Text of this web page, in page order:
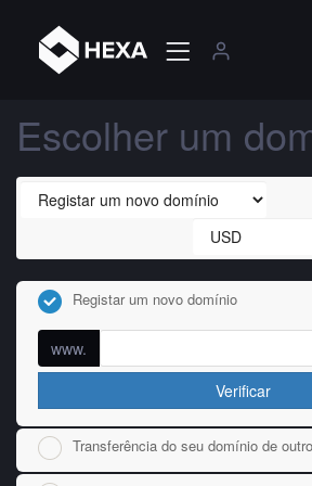
Escolher um
Registar um novo domínio
www.
Verificar
Transferência do seu domínio de